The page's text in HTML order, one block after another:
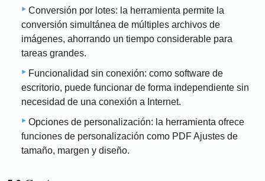
Conversión por lotes: la herramienta permite la
conversión simultánea de múltiples archivos de
imágenes, ahorrando un tiempo considerable para
tareas grandes.
Funcionalidad sin conexión: como software de
escritorio, puede funcionar de forma independiente sin
necesidad de una conexión a Internet.
Opciones de personalización: la herramienta ofrece
funciones de personalización como PDF Ajustes de
tamaño, margen y diseño.